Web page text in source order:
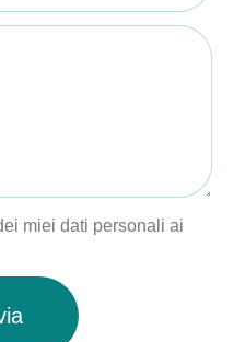
miei dati personali ai